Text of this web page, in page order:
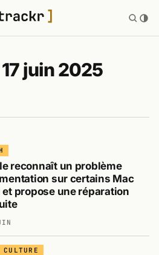
juin 2025
reconnaît un problème
sur certains Mac
et propose une réparation
CULTURE